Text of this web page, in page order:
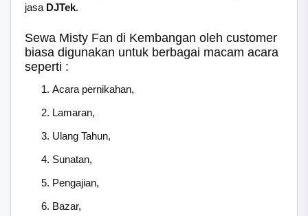
jasa DJTek.
Sewa Misty Fan di Kembangan oleh customer
biasa digunakan untuk berbagai macam acara
seperti :
Acara pernikahan,
Lamaran,
Ulang Tahun,
Sunatan,
Pengajian,
Bazar,